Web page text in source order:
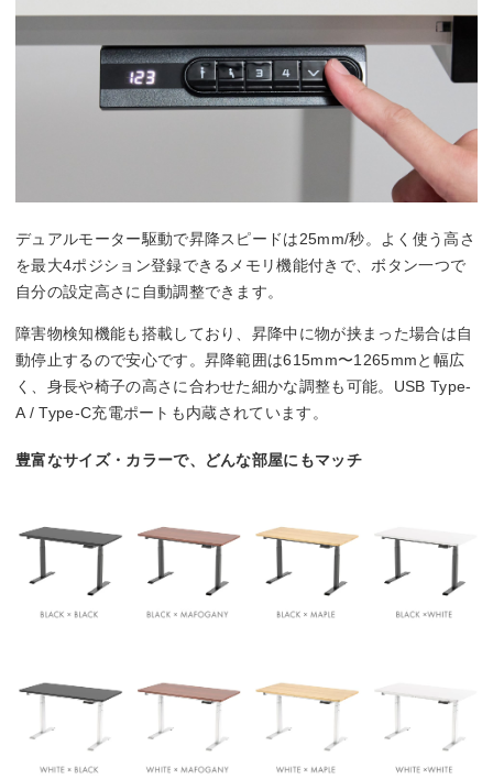
デュアルモーター駆動で昇降スピードは25mm/秒。よく使う高さ
を最大4ポジション登録できるメモリ機能付きで、ボタン一つで
自分の設定高さに自動調整できます。
障害物検知機能も搭載しており、昇降中に物が挟まった場合は自
動停止するので安心です。昇降範囲は615mm〜1265mmと幅広
く、身長や椅子の高さに合わせた細かな調整も可能。USB Type-
A / Type-C充電ポートも内蔵されています。
豊富なサイズ・カラーで、どんな部屋にもマッチ